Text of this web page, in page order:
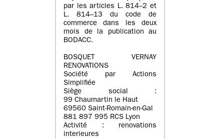
par les articles L. 814–2 et
L. 814–13 du code de
commerce dans les deux
mois de la publication au
BODACC.
BOSQUET VERNAY
RENOVATIONS
Société par Actions
Simplifiée
Siège social :
99 Chaumartin le Haut
69560 Saint-Romain-en-Gal
881 897 995 RCS Lyon
Activité : renovations
interieures